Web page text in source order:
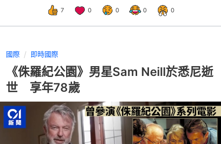
7 0 0 0 0
國際 即時國際
《侏羅紀公園》男星Sam Neill於悉尼逝
世 享年78歲